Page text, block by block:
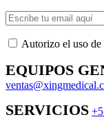
Autorizo ​​el uso de
EQUIPOS
SERVICIOS